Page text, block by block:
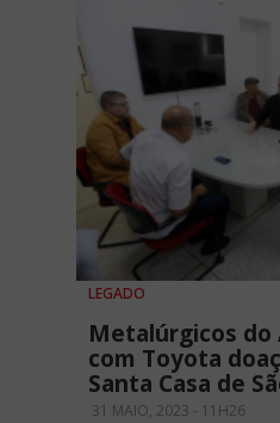
LEGADO
Metalúrgicos do
com Toyota
Santa Casa de
31 MAIO, 2023 - 11H26